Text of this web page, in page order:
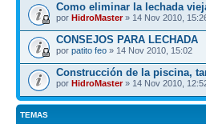
Como eliminar la lechada
por HidroMaster» 14 Nov 2010,
CONSEJOS PARA LECHADA
por patito feo » 14 Nov 2010, 15:02
Construcción de la piscina,
por HidroMaster» 14 Nov 2010,
TEMAS